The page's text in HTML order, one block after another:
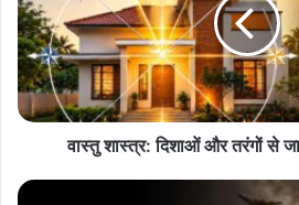
छत्तीसगढ़ में DFO
व्यापक फेरबदल
August 8, 2026
Durg में अवैध खनिज
लगाया गया भारी जुर्माना
वास्तु शास्त्र: दिशाओं और तरंगों से